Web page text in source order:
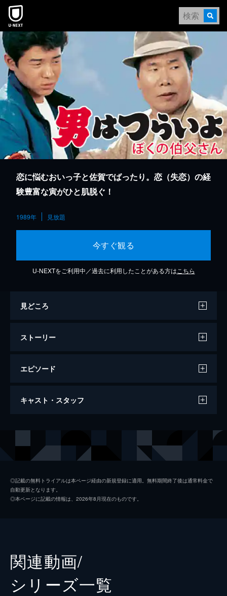
本文へスキップ
恋に悩むおいっ子と佐賀でばったり。恋（失恋）の経
験豊富な寅がひと肌脱ぐ！
1989年 見放題
今すぐ観る
U-NEXTをご利用中／過去に利用したことがある方は こちら
見どころ
ストーリー
エピソード
男はつらいよ ぼくの伯父さん
い季節である。寅さんが久し振りに柴又へ帰
キャスト・スタッフ
倍賞千恵子
◎記載の無料トライアルは本ページ経由の新規登録に適用。無料期間終了後は通常料金で
自動更新となります。
◎本ページに記載の情報は、2026年8月現在のものです。
関連動画/
シリーズ⼀覧